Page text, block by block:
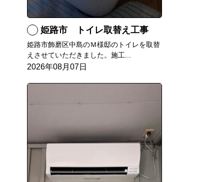
姫路市 トイレ取替え工事
姫路市飾磨区中島のＭ様邸のトイレを取替
えさせていただきました。施工...
2026年08月07日